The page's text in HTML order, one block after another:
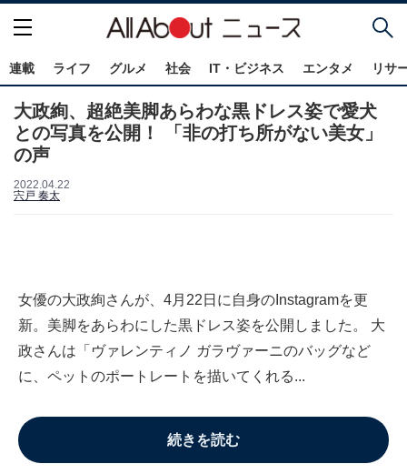
連載 ライフ グルメ 社会 IT・ビジネス エンタメ リサ
大政絢、超絶美脚あらわな黒ドレス姿で愛犬
との写真を公開！ 「非の打ち所がない美女」
の声
2022.04.22
宍戸 奏太
女優の大政絢さんが、4月22日に自身のInstagramを更
新。美脚をあらわにした黒ドレス姿を公開しました。 大
政さんは「ヴァレンティノ ガラヴァーニのバッグなど
に、ペットのポートレートを描いてくれる...
続きを読む